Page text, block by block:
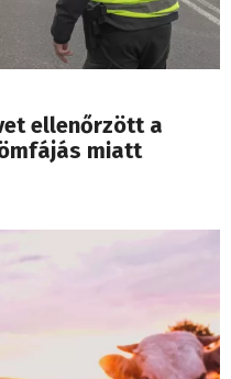
ellenőrzött a
miatt